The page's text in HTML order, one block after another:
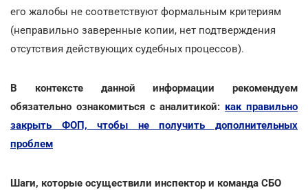
его жалобы не соответствуют формальным критериям
(неправильно заверенные копии, нет подтверждения
отсутствия действующих судебных процессов).
В контексте данной информации рекомендуем
обязательно ознакомиться с аналитикой: как правильно
закрыть ФОП, чтобы не получить дополнительных
проблем
Шаги, которые осуществили инспектор и команда СБО